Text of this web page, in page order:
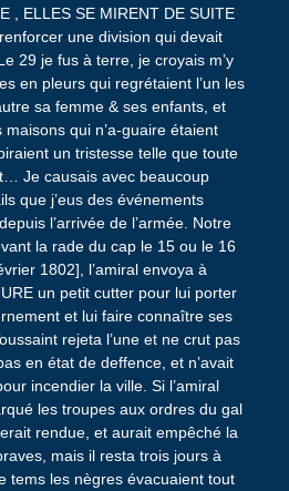
, ELLES SE MIRENT DE SUITE
une division qui devait
29 je fus à terre, je croyais m’y
en pleurs qui regrétaient l’un les
sa femme & ses enfants, et
qui n’a-guaire étaient
un tristesse telle que toute
Je causais avec beaucoup
que j’eus des événements
l’arrivée de l’armée. Notre
la rade du cap le 15 ou le 16
1802], l’amiral envoya à
un petit cutter pour lui porter
et lui faire connaître ses
rejeta l’une et ne crut pas
en état de deffence, et n’avait
incendier la ville. Si l’amiral
les troupes aux ordres du gal
rendue, et aurait empêché la
mais il resta trois jours à
tems les nègres évacuaient tout